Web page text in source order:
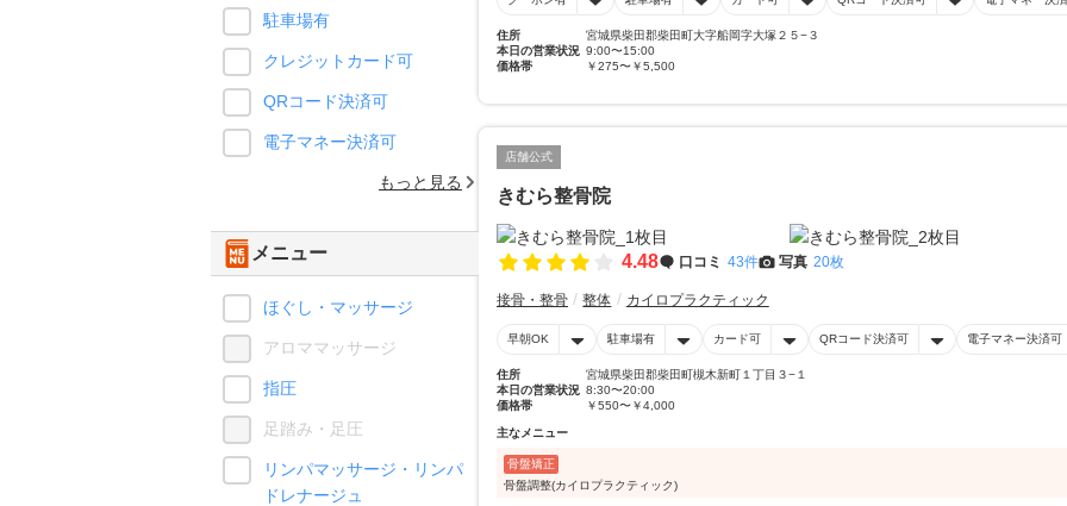
住所
宮城県柴田郡柴田町大字船岡字大塚２５−３
本日の営業状況 9:00〜15:00
価格帯
￥275〜￥5,500
店舗公式
きむら整骨院
4.48 口コミ 43件 写真 20枚
接骨・整骨 整体 カイロプラクティック
早朝OK 駐車場有 カード可 QRコード決済可 電子マネー決済可
住所
宮城県柴田郡柴田町槻木新町１丁目３−１
本日の営業状況 8:30〜20:00
価格帯
￥550〜￥4,000
主なメニュー
骨盤矯正
骨盤調整(カイロプラクティック)
駐車場有
クレジットカード可
QRコード決済可
電子マネー決済可
もっと見る
メニュー
ほぐし・マッサージ
アロママッサージ
指圧
足踏み・足圧
リンパマッサージ・リンパ
ドレナージュ